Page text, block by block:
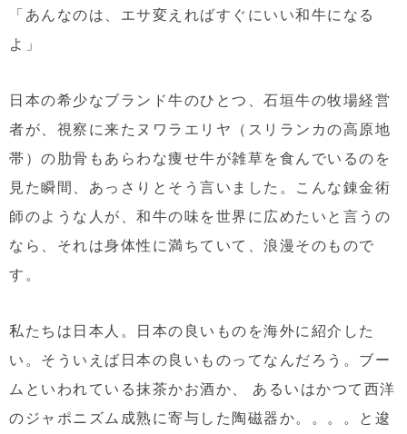
「あんなのは、エサ変えればすぐにいい和牛になる
よ」
日本の希少なブランド牛のひとつ、石垣牛の牧場経営
者が、視察に来たヌワラエリヤ（スリランカの高原地
帯）の肋骨もあらわな痩せ牛が雑草を食んでいるのを
見た瞬間、あっさりとそう言いました。こんな錬金術
師のような人が、和牛の味を世界に広めたいと言うの
なら、それは身体性に満ちていて、浪漫そのもので
す。
私たちは日本人。日本の良いものを海外に紹介した
い。そういえば日本の良いものってなんだろう。ブー
ムといわれている抹茶かお酒か、 あるいはかつて西洋
のジャポニズム成熟に寄与した陶磁器か。。。。と逡